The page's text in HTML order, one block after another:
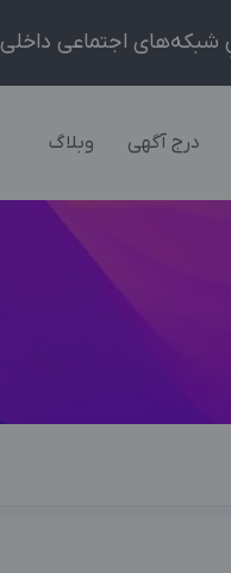
درج آگهی وبلاگ